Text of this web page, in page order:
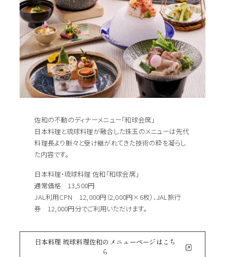
佐和の不動のディナーメニュー「和球会席」
日本料理と琉球料理が融合した珠玉のメニューは先代
料理長より脈々と受け継がれてきた技術の粋を凝らし
た内容です。
日本料理・琉球料理 佐和「和球会席」
通常価格 13,500円
JAL利用CPN 12,000円（2,000円×6枚）、JAL旅行
券 12,000円分でご利用いただけます。
日本料理 琉球料理佐和のメニューページはこち
ら